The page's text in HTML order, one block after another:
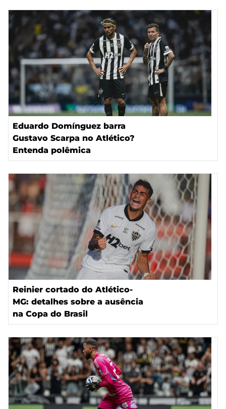
Eduardo Domínguez barra
Gustavo Scarpa no Atlético?
Entenda polêmica
Reinier cortado do Atlético-
MG: detalhes sobre a ausência
na Copa do Brasil